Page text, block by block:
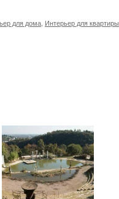
для дома, Интерьер для квартиры